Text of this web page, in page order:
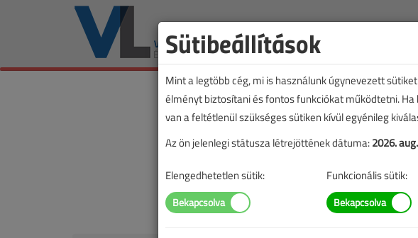
Sütibeállítások
Mint a legtöbb cég, mi is használunk úgynevezett
élményt biztosítani és fontos funkciókat működtetni.
van a feltétlenül szükséges sütiken kívül egyénileg
Az ön jelenlegi státusza létrejöttének dátuma:2026.
Elengedhetetlen sütik: Funkcionális sütik: